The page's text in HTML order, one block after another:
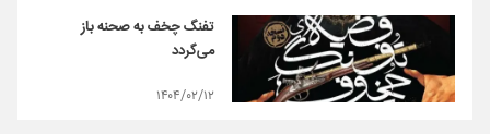
تفنگ چخف به صحنه باز
می‌گردد
۱۴۰۴/۰۲/۱۲